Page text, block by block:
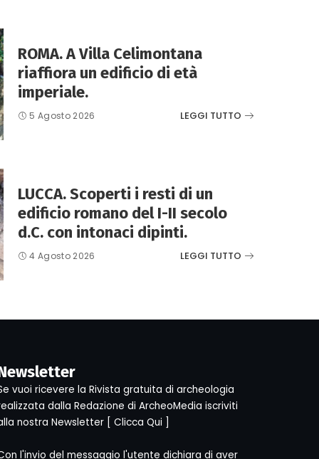
ROMA. A Villa Celimontana
riaffiora un edificio di età
imperiale.
5 Agosto 2026 LEGGI TUTTO
LUCCA. Scoperti i resti di un
edificio romano del I-II secolo
d.C. con intonaci dipinti.
4 Agosto 2026 LEGGI TUTTO
vuoi ricevere la Rivista gratuita di archeologia
dalla Redazione di ArcheoMedia iscriviti
nostra Newsletter [ Clicca Qui ]
l'invio del messaggio l'utente dichiara di aver